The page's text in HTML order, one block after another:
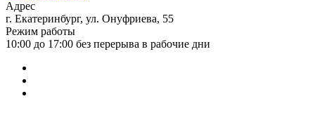
Адрес
г. Екатеринбург, ул. Онуфриева, 55
Режим работы
10:00 до 17:00 без перерыва в рабочие дни